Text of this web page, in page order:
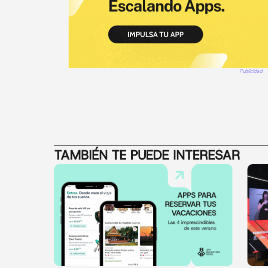
Publicidad
TAMBIÉN TE PUEDE INTERESAR